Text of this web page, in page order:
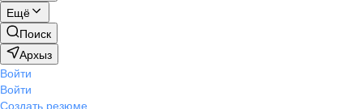
Ещё
Поиск
Архыз
Войти
Войти
Создать резюме